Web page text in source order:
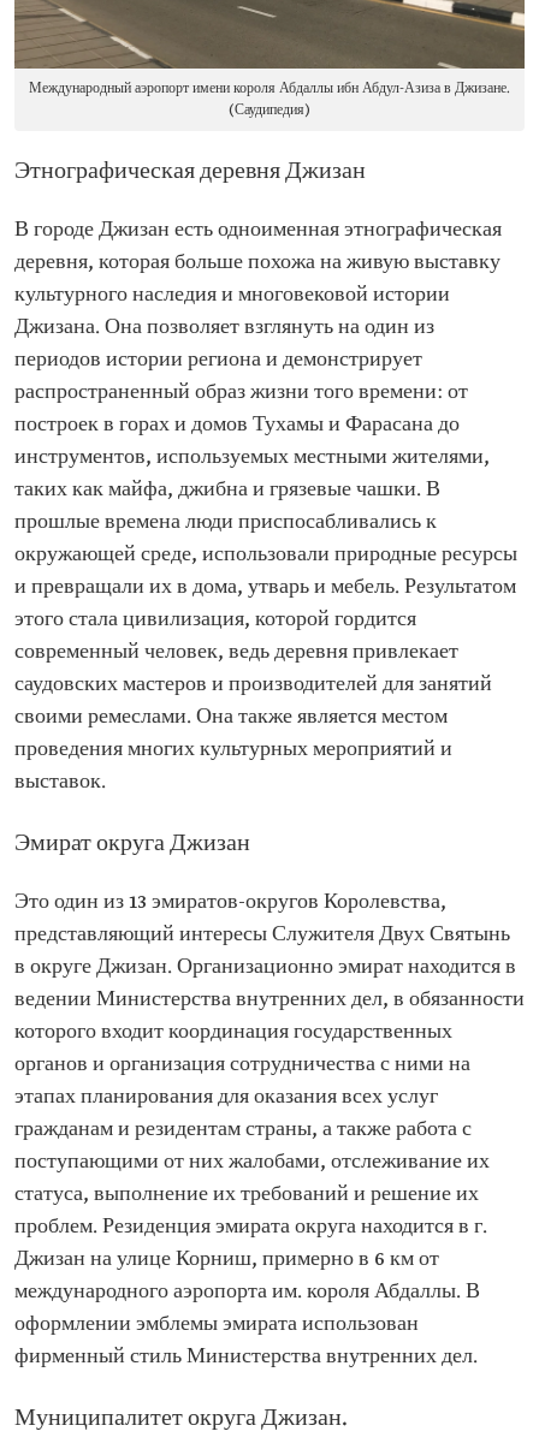
Международный аэропорт имени короля Абдаллы ибн Абдул-Азиза в Джизане.
(Саудипедия)
Этнографическая деревня Джизан
В городе Джизан есть одноименная этнографическая
деревня, которая больше похожа на живую выставку
культурного наследия и многовековой истории
Джизана. Она позволяет взглянуть на один из
периодов истории региона и демонстрирует
распространенный образ жизни того времени: от
построек в горах и домов Тухамы и Фарасана до
инструментов, используемых местными жителями,
таких как майфа, джибна и грязевые чашки. В
прошлые времена люди приспосабливались к
окружающей среде, использовали природные ресурсы
и превращали их в дома, утварь и мебель. Результатом
этого стала цивилизация, которой гордится
современный человек, ведь деревня привлекает
саудовских мастеров и производителей для занятий
своими ремеслами. Она также является местом
проведения многих культурных мероприятий и
выставок.
Эмират округа Джизан
Это один из 13 эмиратов-округов Королевства,
представляющий интересы Служителя Двух Святынь
в округе Джизан. Организационно эмират находится в
ведении Министерства внутренних дел, в обязанности
которого входит координация государственных
органов и организация сотрудничества с ними на
этапах планирования для оказания всех услуг
гражданам и резидентам страны, а также работа с
поступающими от них жалобами, отслеживание их
статуса, выполнение их требований и решение их
проблем. Резиденция эмирата округа находится в г.
Джизан на улице Корниш, примерно в 6 км от
международного аэропорта им. короля Абдаллы. В
оформлении эмблемы эмирата использован
фирменный стиль Министерства внутренних дел.
Муниципалитет округа Джизан.